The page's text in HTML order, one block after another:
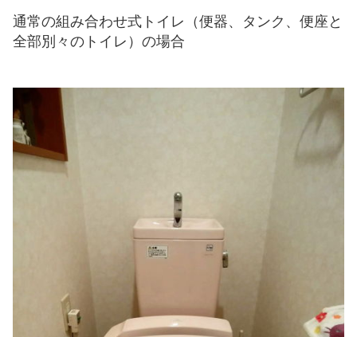
通常の組み合わせ式トイレ（便器、タンク、便座と
全部別々のトイレ）の場合